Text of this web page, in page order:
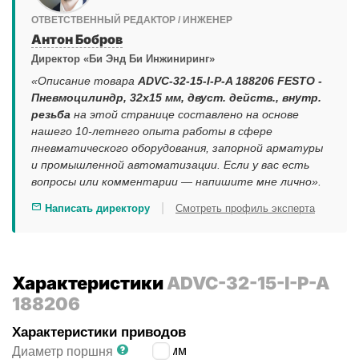
ОТВЕТСТВЕННЫЙ РЕДАКТОР / ИНЖЕНЕР
Антон Бобров
Директор «Би Энд Би Инжиниринг»
«Описание товара ADVC-32-15-I-P-A 188206 FESTO -
Пневмоцилиндр, 32x15 мм, двуст. действ., внутр.
резьба на этой странице составлено на основе
нашего 10-летнего опыта работы в сфере
пневматического оборудования, запорной арматуры
и промышленной автоматизации. Если у вас есть
вопросы или комментарии — напишите мне лично».
Написать директору Смотреть профиль эксперта
ХарактеристикиADVC-32-15-I-P-A
188206
Характеристики приводов
Диаметр поршня
мм